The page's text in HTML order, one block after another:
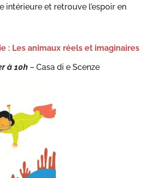
intérieure et retrouve l’espoir en
: Les animaux réels et imaginaires
à 10h – Casa di e Scenze